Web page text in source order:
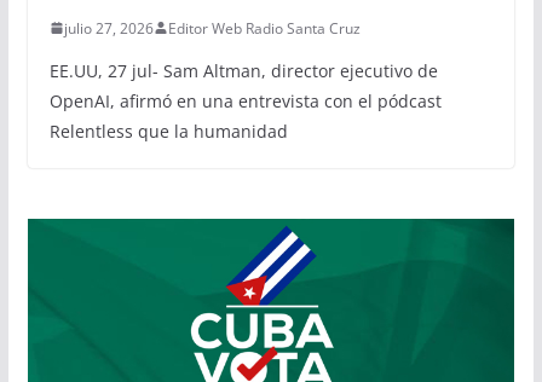
julio 27, 2026 Editor Web Radio Santa Cruz
EE.UU, 27 jul- Sam Altman, director ejecutivo de
OpenAI, afirmó en una entrevista con el pódcast
Relentless que la humanidad